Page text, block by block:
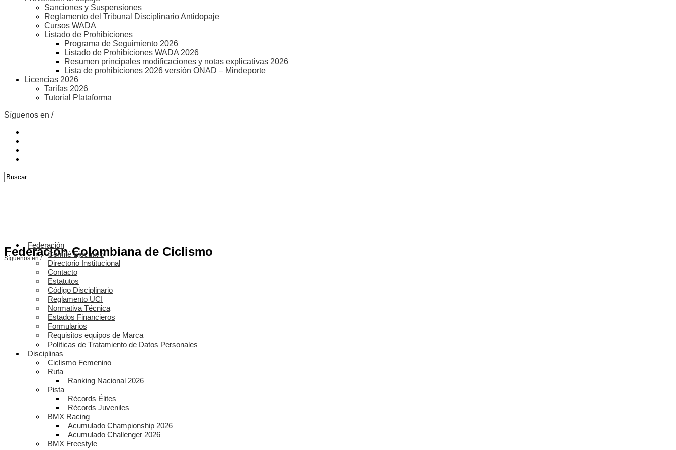
Sanciones y Suspensiones
Reglamento del Tribunal Disciplinario Antidopaje
Cursos WADA
Listado de Prohibiciones
Programa de Seguimiento 2026
Listado de Prohibiciones WADA 2026
Resumen principales modificaciones y notas explicativas 2026
Lista de prohibiciones 2026 versión ONAD – Mindeporte
Licencias 2026
Tarifas 2026
Tutorial Plataforma
Síguenos en /
Federación Colombiana de Ciclismo
Síguenos en /
Federación
Comité Ejecutivo
Directorio Institucional
Contacto
Estatutos
Código Disciplinario
Reglamento UCI
Normativa Técnica
Estados Financieros
Formularios
Requisitos equipos de Marca
Políticas de Tratamiento de Datos Personales
Disciplinas
Ciclismo Femenino
Ruta
Ranking Nacional 2026
Pista
Récords Élites
Récords Juveniles
BMX Racing
Acumulado Championship 2026
Acumulado Challenger 2026
BMX Freestyle